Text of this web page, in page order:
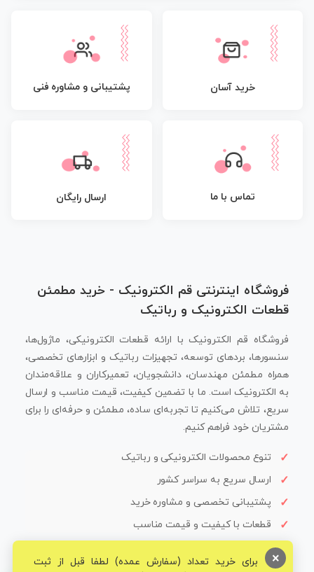
خرید آسان پشتیبانی و مشاوره فنی
تماس با ما ارسال رایگان
فروشگاه اینترنتی قم الکترونیک - خرید مطمئن
قطعات الکترونیک و رباتیک
فروشگاه قم الکترونیک با ارائه قطعات الکترونیکی، ماژول‌ها،
سنسورها، بردهای توسعه، تجهیزات رباتیک و ابزارهای تخصصی،
همراه مطمئن مهندسان، دانشجویان، تعمیرکاران و علاقه‌مندان
به الکترونیک است. ما با تضمین کیفیت، قیمت مناسب و ارسال
سریع، تلاش می‌کنیم تا تجربه‌ای ساده، مطمئن و حرفه‌ای را برای
مشتریان خود فراهم کنیم.
تنوع محصولات الکترونیکی و رباتیک
ارسال سریع به سراسر کشور
پشتیبانی تخصصی و مشاوره خرید
قطعات با کیفیت و قیمت مناسب
برای خرید تعداد (سفارش عمده) لطفا قبل از ثبت
×